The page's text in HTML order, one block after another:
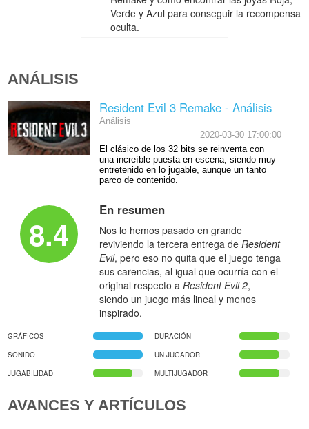
Verde y Azul para conseguir la recompensa
oculta.
ANÁLISIS
Resident Evil 3 Remake - Análisis
Análisis
2020-03-30 17:00:00
El clásico de los 32 bits se reinventa con
una increíble puesta en escena, siendo muy
entretenido en lo jugable, aunque un tanto
parco de contenido.
8.4
En resumen
Nos lo hemos pasado en grande
reviviendo la tercera entrega de Resident
Evil, pero eso no quita que el juego tenga
sus carencias, al igual que ocurría con el
original respecto a Resident Evil 2,
siendo un juego más lineal y menos
inspirado.
GRÁFICOS
DURACIÓN
SONIDO
UN JUGADOR
JUGABILIDAD
MULTIJUGADOR
AVANCES Y ARTÍCULOS